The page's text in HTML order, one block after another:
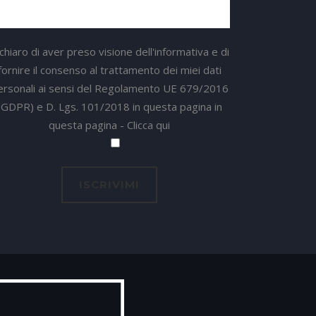
di aver preso visione dell'informativa e di
il consenso al trattamento dei miei dati
ai sensi del Regolamento UE 679/2016
e D. Lgs. 101/2018 in questa pagina in
questa pagina - Clicca qui